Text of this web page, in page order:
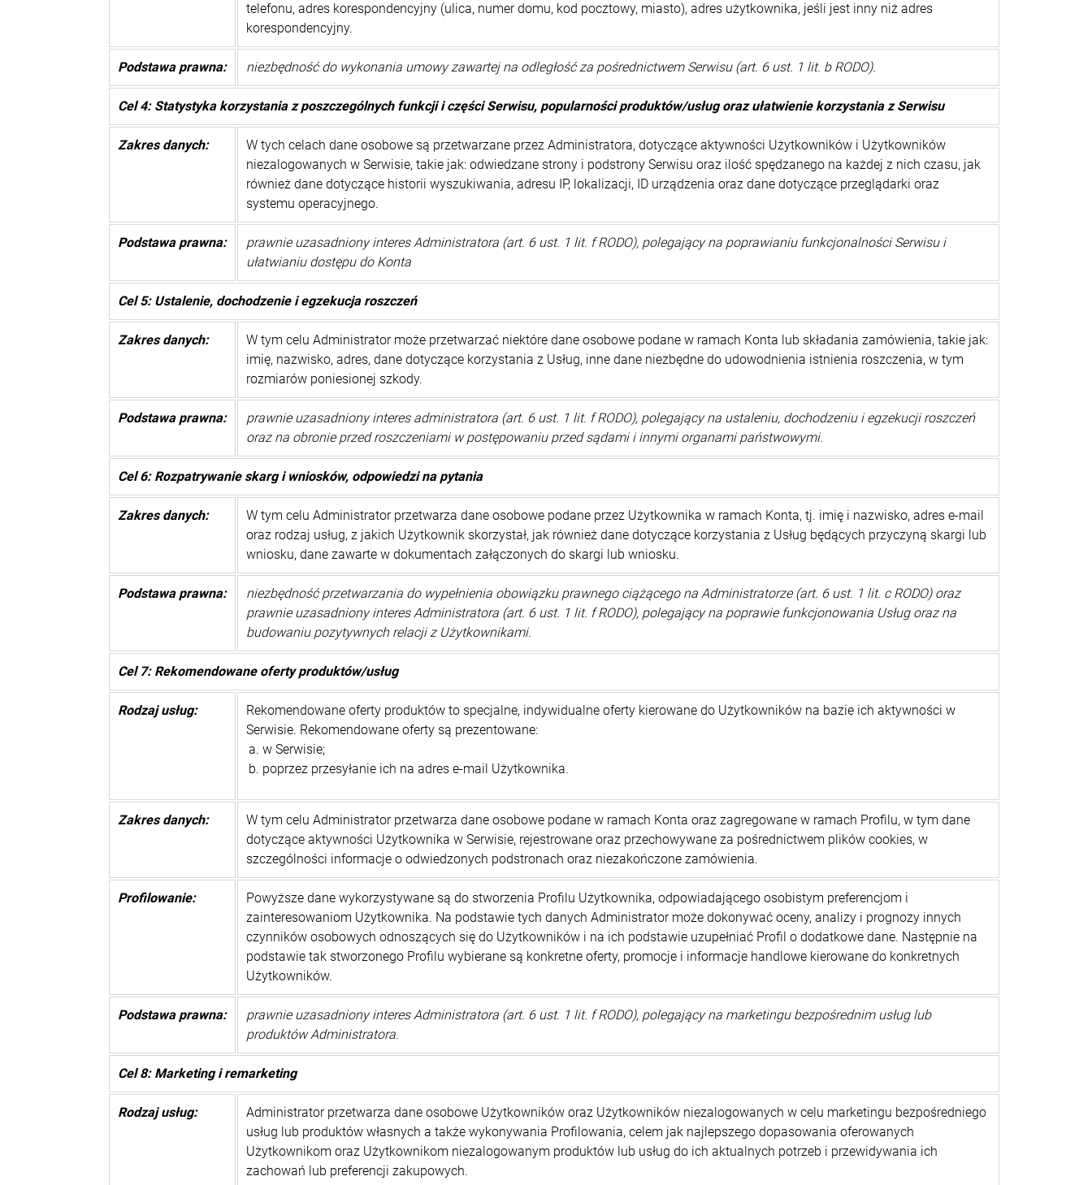
telefonu, adres korespondencyjny (ulica, numer domu, kod pocztowy, miasto), adres użytkownika, jeśli jest inny niż adres
korespondencyjny.
Podstawa prawna: niezbędność do wykonania umowy zawartej na odległość za pośrednictwem Serwisu (art. 6 ust. 1 lit. b RODO).
Cel 4: Statystyka korzystania z poszczególnych funkcji i części Serwisu, popularności produktów/usług oraz ułatwienie korzystania z Serwisu
Zakres danych:
W tych celach dane osobowe są przetwarzane przez Administratora, dotyczące aktywności Użytkowników i Użytkowników
niezalogowanych w Serwisie, takie jak: odwiedzane strony i podstrony Serwisu oraz ilość spędzanego na każdej z nich czasu, jak
również dane dotyczące historii wyszukiwania, adresu IP, lokalizacji, ID urządzenia oraz dane dotyczące przeglądarki oraz
systemu operacyjnego.
Podstawa prawna:
prawnie uzasadniony interes Administratora (art. 6 ust. 1 lit. f RODO), polegający na poprawianiu funkcjonalności Serwisu i
ułatwianiu dostępu do Konta
Cel 5: Ustalenie, dochodzenie i egzekucja roszczeń
Zakres danych:
W tym celu Administrator może przetwarzać niektóre dane osobowe podane w ramach Konta lub składania zamówienia, takie jak:
imię, nazwisko, adres, dane dotyczące korzystania z Usług, inne dane niezbędne do udowodnienia istnienia roszczenia, w tym
rozmiarów poniesionej szkody.
Podstawa prawna:
prawnie uzasadniony interes administratora (art. 6 ust. 1 lit. f RODO), polegający na ustaleniu, dochodzeniu i egzekucji roszczeń
oraz na obronie przed roszczeniami w postępowaniu przed sądami i innymi organami państwowymi.
Cel 6: Rozpatrywanie skarg i wniosków, odpowiedzi na pytania
Zakres danych:
W tym celu Administrator przetwarza dane osobowe podane przez Użytkownika w ramach Konta, tj. imię i nazwisko, adres e-mail
oraz rodzaj usług, z jakich Użytkownik skorzystał, jak również dane dotyczące korzystania z Usług będących przyczyną skargi lub
wniosku, dane zawarte w dokumentach załączonych do skargi lub wniosku.
Podstawa prawna:
niezbędność przetwarzania do wypełnienia obowiązku prawnego ciążącego na Administratorze (art. 6 ust. 1 lit. c RODO) oraz
prawnie uzasadniony interes Administratora (art. 6 ust. 1 lit. f RODO), polegający na poprawie funkcjonowania Usług oraz na
budowaniu pozytywnych relacji z Użytkownikami.
Cel 7: Rekomendowane oferty produktów/usług
Rodzaj usług:
Rekomendowane oferty produktów to specjalne, indywidualne oferty kierowane do Użytkowników na bazie ich aktywności w
Serwisie. Rekomendowane oferty są prezentowane:
w Serwisie;
poprzez przesyłanie ich na adres e-mail Użytkownika.
Zakres danych:
W tym celu Administrator przetwarza dane osobowe podane w ramach Konta oraz zagregowane w ramach Profilu, w tym dane
dotyczące aktywności Użytkownika w Serwisie, rejestrowane oraz przechowywane za pośrednictwem plików cookies, w
szczególności informacje o odwiedzonych podstronach oraz niezakończone zamówienia.
Profilowanie:
Powyższe dane wykorzystywane są do stworzenia Profilu Użytkownika, odpowiadającego osobistym preferencjom i
zainteresowaniom Użytkownika. Na podstawie tych danych Administrator może dokonywać oceny, analizy i prognozy innych
czynników osobowych odnoszących się do Użytkowników i na ich podstawie uzupełniać Profil o dodatkowe dane. Następnie na
podstawie tak stworzonego Profilu wybierane są konkretne oferty, promocje i informacje handlowe kierowane do konkretnych
Użytkowników.
Podstawa prawna:
prawnie uzasadniony interes Administratora (art. 6 ust. 1 lit. f RODO), polegający na marketingu bezpośrednim usług lub
produktów Administratora.
Cel 8: Marketing i remarketing
Rodzaj usług:
Administrator przetwarza dane osobowe Użytkowników oraz Użytkowników niezalogowanych w celu marketingu bezpośredniego
usług lub produktów własnych a także wykonywania Profilowania, celem jak najlepszego dopasowania oferowanych
Użytkownikom oraz Użytkownikom niezalogowanym produktów lub usług do ich aktualnych potrzeb i przewidywania ich
zachowań lub preferencji zakupowych.